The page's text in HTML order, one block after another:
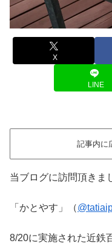
X
LINE
記事内に
当ブログに訪問頂きま
「かとやす」（
8/20に実施された近鉄